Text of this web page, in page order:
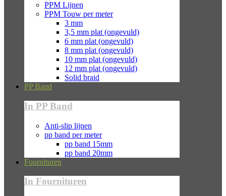
PPM Lijnen
PPM Touw per meter
3 mm
3,5 mm plat (ongevuld)
6 mm plat (ongevuld)
8 mm plat (ongevuld)
10 mm plat (ongevuld)
12 mm plat (ongevuld)
Solid braid
PP Band
In PP Band
Anti-slip lijnen
pp band per meter
pp band 15mm
pp band 20mm
Fournituren
In Fournituren